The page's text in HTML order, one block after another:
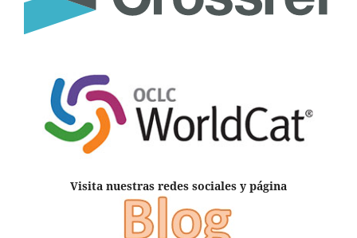
Visita nuestras redes sociales y página